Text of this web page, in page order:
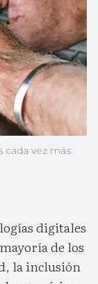
cada vez más
digitales
de los
la inclusión